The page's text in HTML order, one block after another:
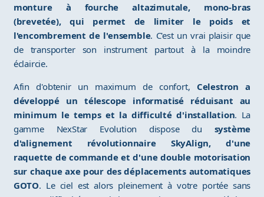
monture à fourche altazimutale, mono-bras
(brevetée), qui permet de limiter le poids et
l'encombrement de l'ensemble. C'est un vrai plaisir que
de transporter son instrument partout à la moindre
éclaircie.
Afin d'obtenir un maximum de confort, Celestron a
développé un télescope informatisé réduisant au
minimum le temps et la difficulté d'installation. La
gamme NexStar Evolution dispose du système
d'alignement révolutionnaire SkyAlign, d'une
raquette de commande et d'une double motorisation
sur chaque axe pour des déplacements automatiques
GOTO. Le ciel est alors pleinement à votre portée sans